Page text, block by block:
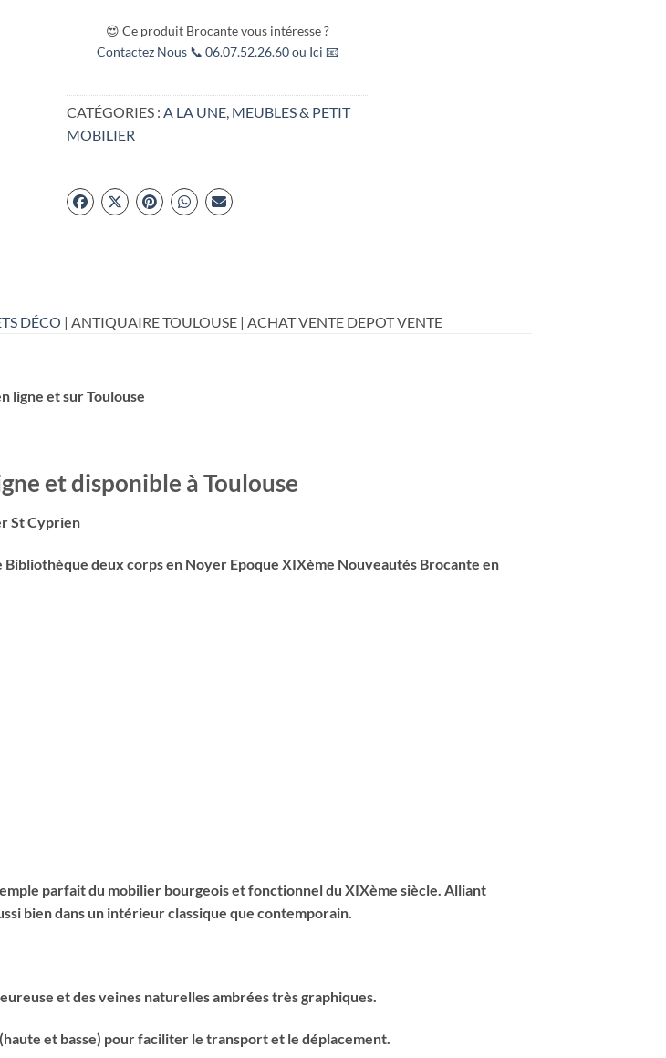
😍 Ce produit Brocante vous intéresse ?
Contactez Nous 📞 06.07.52.26.60 ou Ici 📧
CATÉGORIES : A LA UNE MEUBLES & PETIT
MOBILIER
DÉCO | ANTIQUAIRE TOULOUSE | ACHAT VENTE DEPOT VENTE
ligne et sur Toulouse
et disponible à Toulouse
St Cyprien
deux corps en Noyer Epoque XIXème Nouveautés Brocante en
parfait du mobilier bourgeois et fonctionnel du XIXème siècle. Alliant
bien dans un intérieur classique que contemporain.
et des veines naturelles ambrées très graphiques.
et basse) pour faciliter le transport et le déplacement.